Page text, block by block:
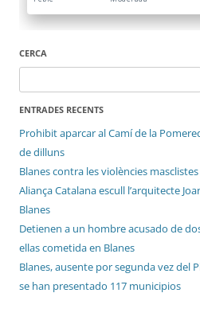
CERCA
ENTRADES RECENTS
Prohibit aparcar al Camí de la
de dilluns
Blanes contra les violències
Aliança Catalana escull l’arquitecte
Blanes
Detienen a un hombre acusado de
ellas cometida en Blanes
Blanes, ausente por segunda vez del
se han presentado 117 municipios